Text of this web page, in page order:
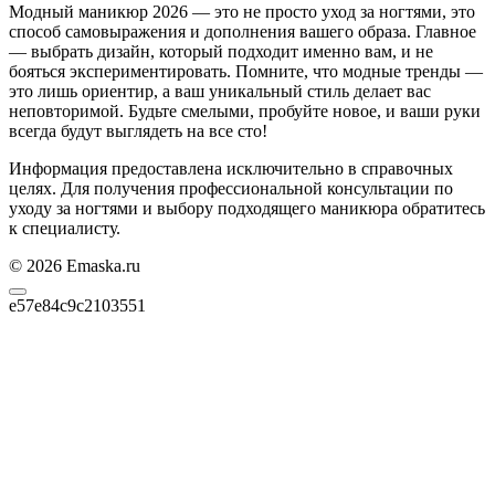
Модный маникюр 2026 — это не просто уход за ногтями, это
способ самовыражения и дополнения вашего образа. Главное
— выбрать дизайн, который подходит именно вам, и не
бояться экспериментировать. Помните, что модные тренды —
это лишь ориентир, а ваш уникальный стиль делает вас
неповторимой. Будьте смелыми, пробуйте новое, и ваши руки
всегда будут выглядеть на все сто!
Информация предоставлена исключительно в справочных
целях. Для получения профессиональной консультации по
уходу за ногтями и выбору подходящего маникюра обратитесь
к специалисту.
© 2026 Emaska.ru
e57e84c9c2103551